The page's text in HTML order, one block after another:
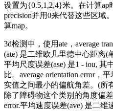
设置为{0.5,1,2,4}米。在计算ap
precision并用0来代替这些区域
算map。
3d检测中，使用ate，average
(ate) 是二维欧几里德中心距离(
平均尺度误差(ase) 是1 - iou,
比。average orientation error，
实值之间最小的偏航角差。(所
除了障碍物这个类别的角度偏差
error.平均速度误差(ave) 是二维